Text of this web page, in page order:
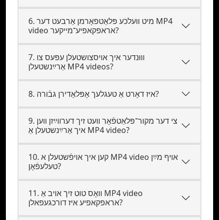
6. מיט וועלכע פּלאַטפאָרמן אַרבעט דער MP4
video אראפקאפיע־מייקער?
7. װוּנדער איך אױסצושטעלן עפּעס צו
אַרײַנשטעלן MP4 videos?
8. איז דאָרט אַ טעגלעך אָפּלאָדירן גבֿורה?
9. צי דער מקור־פּלאַטפֿאָר װעט זיך דערװײַזן װען
איך אַרײַנשטעלן אַ MP4 video?
10. קען איך אױפֿשטעלן א MP4 video אױף מײַן
טעלעפֿאָן?
11. וואָס טוט זיך אויב אַ MP4 video
אראפקאפיע איז דורכגעפאלן?